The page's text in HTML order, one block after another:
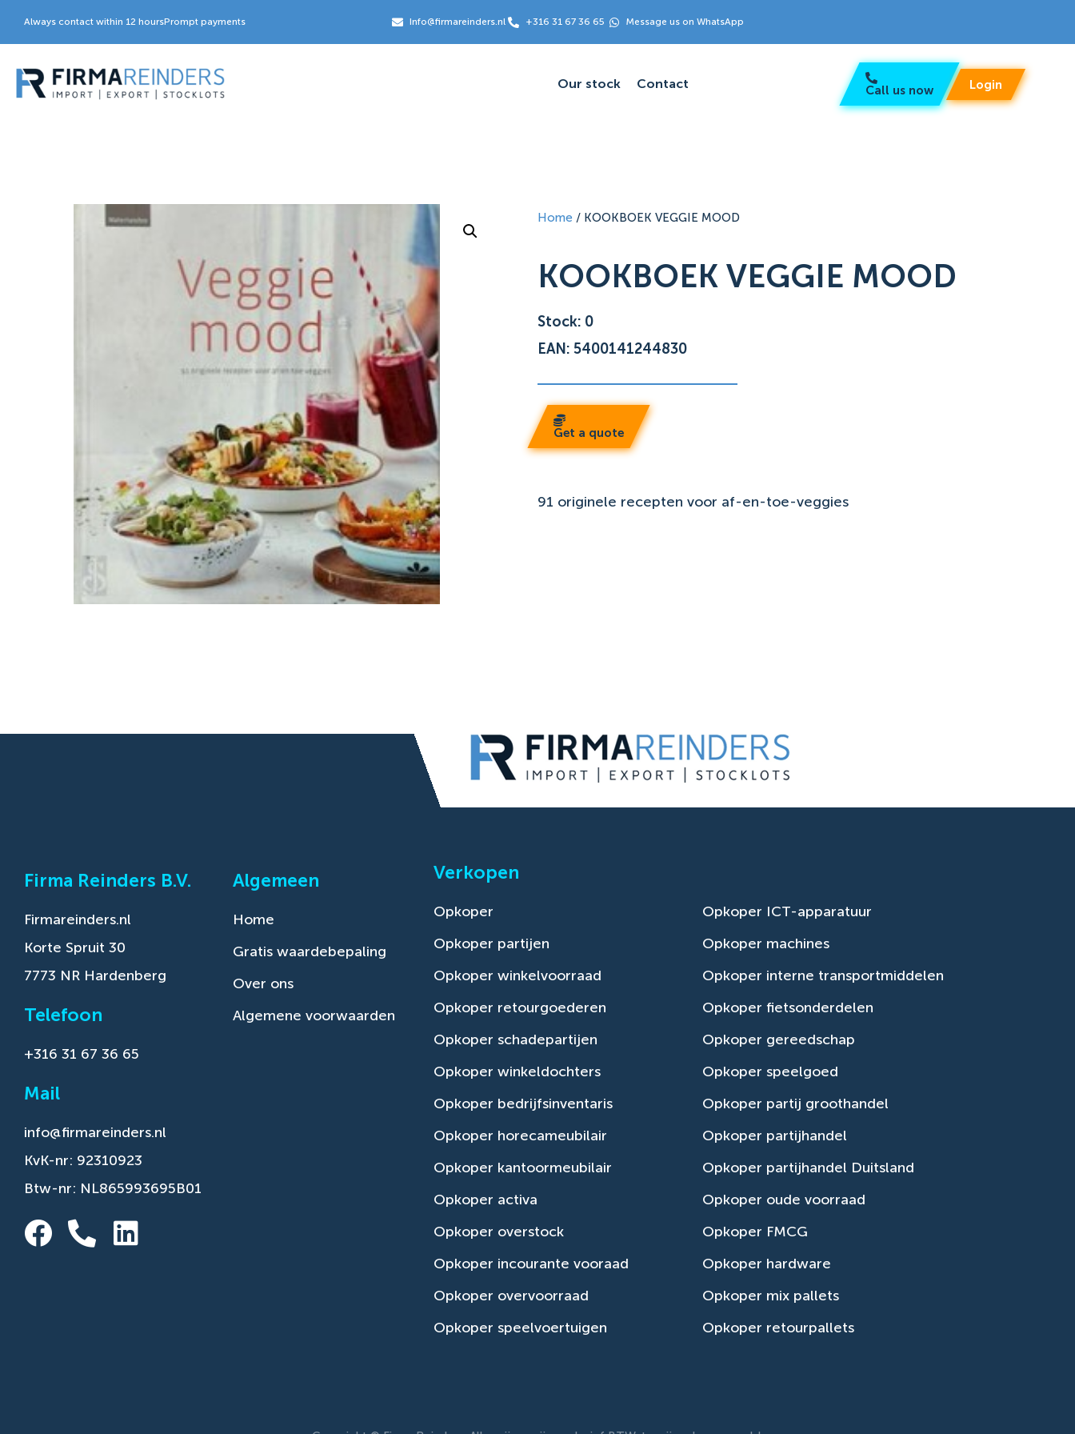
Always contact within 12 hoursPrompt payments Info@firmareinders.nl +316 31 67 36 65 Message us on WhatsApp
Our stock Contact Call us now Login
Home / KOOKBOEK VEGGIE MOOD
KOOKBOEK VEGGIE MOOD
Stock: 0
EAN: 5400141244830
Get a quote
91 originele recepten voor af-en-toe-veggies
Firma Reinders B.V.
Firmareinders.nl
Korte Spruit 30
7773 NR Hardenberg
Telefoon
+316 31 67 36 65
Mail
info@firmareinders.nl
KvK-nr: 92310923
Btw-nr: NL865993695B01
Algemeen
Home
Gratis waardebepaling
Over ons
Algemene voorwaarden
Verkopen
Opkoper
Opkoper partijen
Opkoper winkelvoorraad
Opkoper retourgoederen
Opkoper schadepartijen
Opkoper winkeldochters
Opkoper bedrijfsinventaris
Opkoper horecameubilair
Opkoper kantoormeubilair
Opkoper activa
Opkoper overstock
Opkoper incourante vooraad
Opkoper overvoorraad
Opkoper speelvoertuigen
Opkoper ICT-apparatuur
Opkoper machines
Opkoper interne transportmiddelen
Opkoper fietsonderdelen
Opkoper gereedschap
Opkoper speelgoed
Opkoper partij groothandel
Opkoper partijhandel
Opkoper partijhandel Duitsland
Opkoper oude voorraad
Opkoper FMCG
Opkoper hardware
Opkoper mix pallets
Opkoper retourpallets